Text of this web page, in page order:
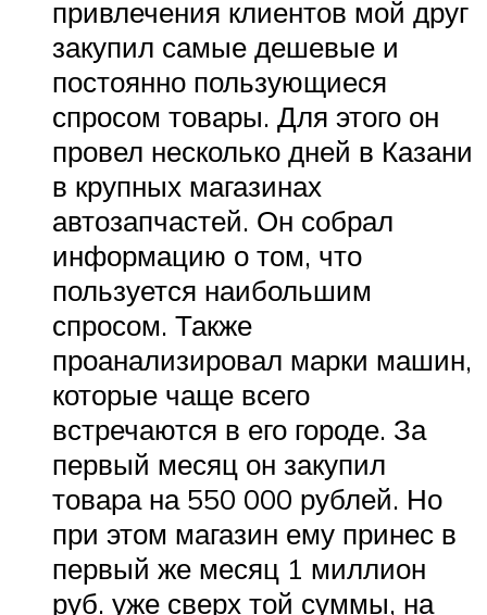
привлечения клиентов мой друг
закупил самые дешевые и
постоянно пользующиеся
спросом товары. Для этого он
провел несколько дней в Казани
в крупных магазинах
автозапчастей. Он собрал
информацию о том, что
пользуется наибольшим
спросом. Также
проанализировал марки машин,
которые чаще всего
встречаются в его городе. За
первый месяц он закупил
товара на 550 000 рублей. Но
при этом магазин ему принес в
первый же месяц 1 миллион
руб. уже сверх той суммы, на